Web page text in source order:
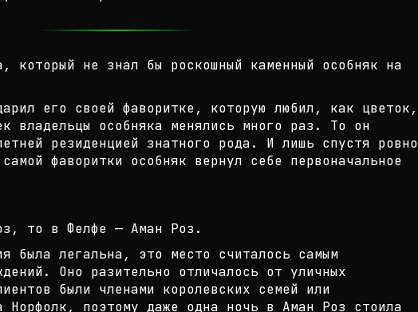
который не знал бы роскошный каменный особняк на
его своей фаворитке, которую любил, как цветок,
владельцы особняка менялись много раз. То он
резиденцией знатного рода. И лишь спустя ровно
амой фаворитки особняк вернул себе первоначальное
то в Фелфе — Аман Роз.
была легальна, это место считалось самым
Оно разительно отличалось от уличных
были членами королевских семей или
Норфолк, поэтому даже одна ночь в Аман Роз стоила